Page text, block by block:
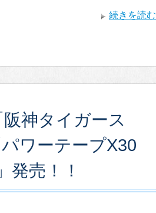
続きを読む
神タイガース
ワーテープX30
発売！！